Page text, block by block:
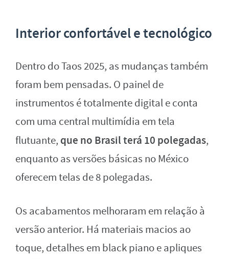
Interior confortável e tecnológico
Dentro do Taos 2025, as mudanças também
foram bem pensadas. O painel de
instrumentos é totalmente digital e conta
com uma central multimídia em tela
flutuante, que no Brasil terá 10 polegadas,
enquanto as versões básicas no México
oferecem telas de 8 polegadas.
Os acabamentos melhoraram em relação à
versão anterior. Há materiais macios ao
toque, detalhes em black piano e apliques